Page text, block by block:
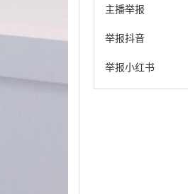
主播举报
举报抖音
举报小红书